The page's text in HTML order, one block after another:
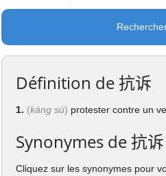
Cuisine
Calendrier en ligne
JO Pékin 2022
+50 Outils
Définition de抗诉
1. (kàng sù) protester contre un
Synonymes de抗诉
Cliquez sur les synonymes pour